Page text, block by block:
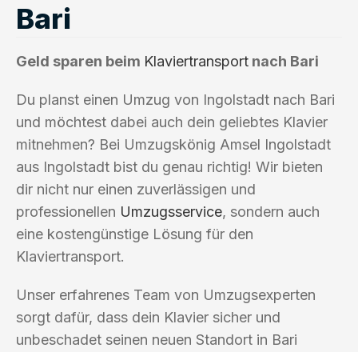
Bari
Geld sparen beim Klaviertransport nach Bari
Du planst einen Umzug von Ingolstadt nach Bari
und möchtest dabei auch dein geliebtes Klavier
mitnehmen? Bei Umzugskönig Amsel Ingolstadt
aus Ingolstadt bist du genau richtig! Wir bieten
dir nicht nur einen zuverlässigen und
professionellen Umzugsservice, sondern auch
eine kostengünstige Lösung für den
Klaviertransport.
Unser erfahrenes Team von Umzugsexperten
sorgt dafür, dass dein Klavier sicher und
unbeschadet seinen neuen Standort in Bari